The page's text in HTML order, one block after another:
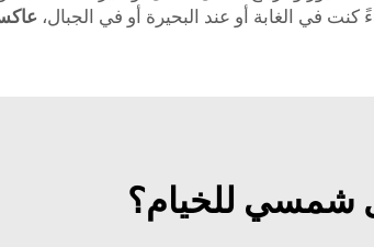
في الغابة أو عند البحيرة أو في الجبال،
شمسي للخيام؟